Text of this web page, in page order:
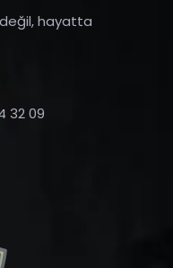
hayatta
32 09